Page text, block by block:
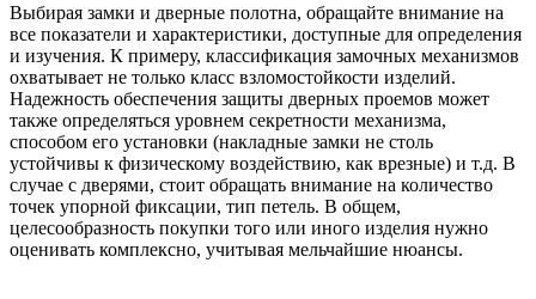
Выбирая замки и дверные полотна, обращайте внимание на
все показатели и характеристики, доступные для определения
и изучения. К примеру, классификация замочных механизмов
охватывает не только класс взломостойкости изделий.
Надежность обеспечения защиты дверных проемов может
также определяться уровнем секретности механизма,
способом его установки (накладные замки не столь
устойчивы к физическому воздействию, как врезные) и т.д. В
случае с дверями, стоит обращать внимание на количество
точек упорной фиксации, тип петель. В общем,
целесообразность покупки того или иного изделия нужно
оценивать комплексно, учитывая мельчайшие нюансы.